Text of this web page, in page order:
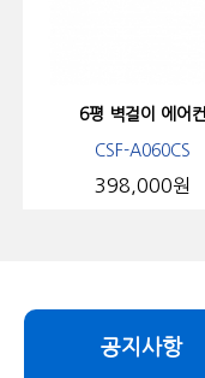
6평 벽걸이 에어컨
CSF-A060CS
398,000원
공지사항